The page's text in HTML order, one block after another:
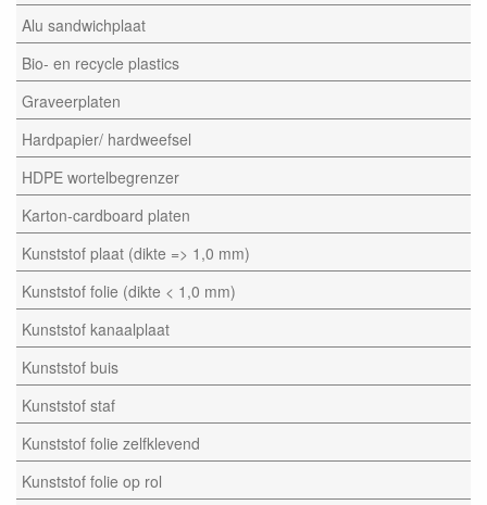
Alu sandwichplaat
Bio- en recycle plastics
Graveerplaten
Hardpapier/ hardweefsel
HDPE wortelbegrenzer
Karton-cardboard platen
Kunststof plaat (dikte => 1,0 mm)
Kunststof folie (dikte < 1,0 mm)
Kunststof kanaalplaat
Kunststof buis
Kunststof staf
Kunststof folie zelfklevend
Kunststof folie op rol